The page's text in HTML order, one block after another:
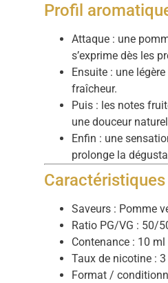
Profil
Attaque : une
s’exprime dès les
Ensuite : une
fraîcheur.
Puis : les notes
une douceur
Enfin : une
prolonge la
Saveurs : Pomme
Ratio PG/VG : 50/
Contenance : 10 ml
Taux de nicotine :
Format /